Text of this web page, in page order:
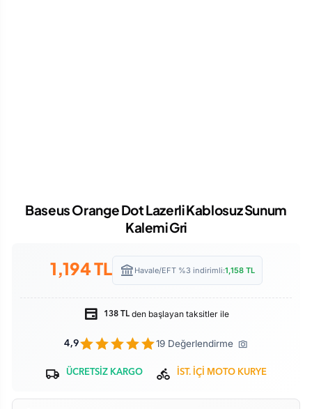
Baseus Orange Dot Lazerli Kablosuz Sunum
Kalemi Gri
1,194TL Havale/EFT %3 indirimli:1,158TL
138 TLden başlayan taksitler ile
4,9 19 Değerlendirme
ÜCRETSİZ KARGO İST. İÇİ MOTO KURYE